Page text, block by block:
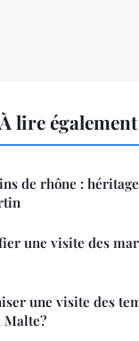
lire également
de rhône :
une visite des
une visite des
Malte?